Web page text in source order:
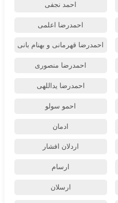
احمد نجفی
احمدرضا اعلمی
احمدرضا قهرمانی و بهنام بانی
احمدرضا منصوری
احمدرضا یداللهی
احمو سولو
ادمان
اردلان افشار
ارسام
ارسلان